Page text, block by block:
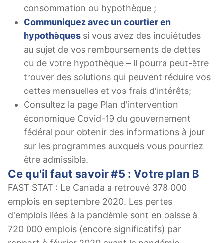
consommation ou hypothèque ;
Communiquez avec un courtier en
hypothèques si vous avez des inquiétudes
au sujet de vos remboursements de dettes
ou de votre hypothèque – il pourra peut-être
trouver des solutions qui peuvent réduire vos
dettes mensuelles et vos frais d'intérêts;
Consultez la page Plan d'intervention
économique Covid-19 du gouvernement
fédéral pour obtenir des informations à jour
sur les programmes auxquels vous pourriez
être admissible.
Ce qu'il faut savoir #5 : Votre plan B
FAST STAT : Le Canada a retrouvé 378 000
emplois en septembre 2020. Les pertes
d'emplois liées à la pandémie sont en baisse à
720 000 emplois (encore significatifs) par